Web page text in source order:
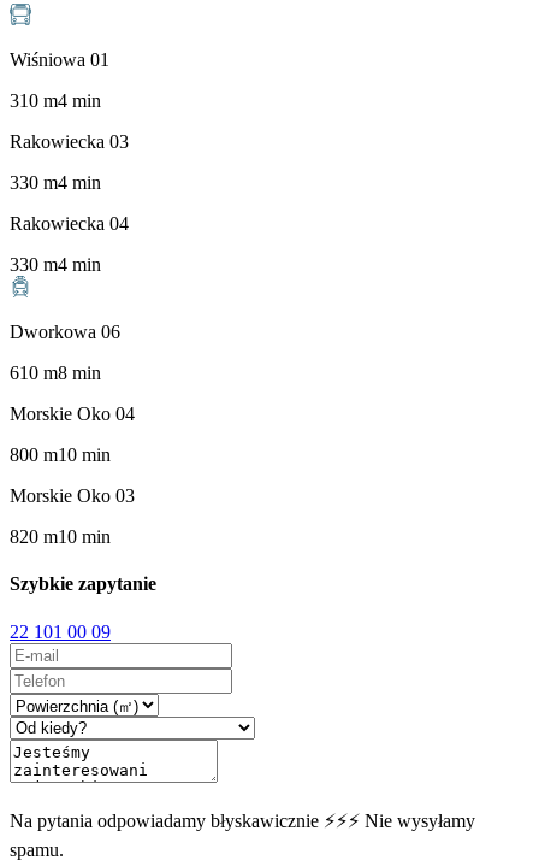
Wiśniowa 01
310 m4 min
Rakowiecka 03
330 m4 min
Rakowiecka 04
330 m4 min
Dworkowa 06
610 m8 min
Morskie Oko 04
800 m10 min
Morskie Oko 03
820 m10 min
Szybkie zapytanie
22 101 00 09
Na pytania odpowiadamy błyskawicznie ⚡⚡⚡ Nie wysyłamy
spamu.